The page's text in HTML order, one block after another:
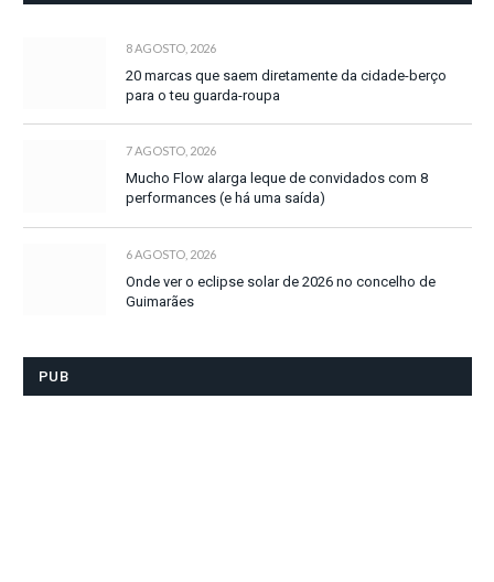
8 AGOSTO, 2026
20 marcas que saem diretamente da cidade-berço
para o teu guarda-roupa
7 AGOSTO, 2026
Mucho Flow alarga leque de convidados com 8
performances (e há uma saída)
6 AGOSTO, 2026
Onde ver o eclipse solar de 2026 no concelho de
Guimarães
PUB